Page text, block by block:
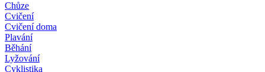
Chůze
Cvičení
Cvičení doma
Plavání
Běhání
Lyžování
Cyklistika